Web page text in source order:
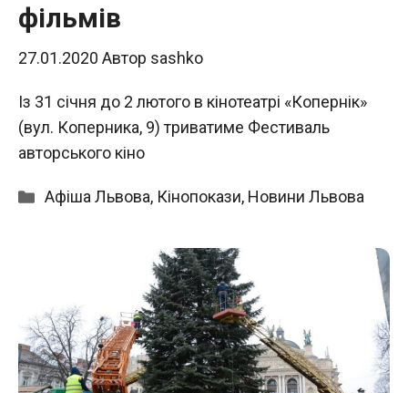
фільмів
27.01.2020 Автор sashko
Із 31 січня до 2 лютого в кінотеатрі «Копернік»
(вул. Коперника, 9) триватиме Фестиваль
авторського кіно
Категорії
Афіша Львова, Кінопокази, Новини Львова